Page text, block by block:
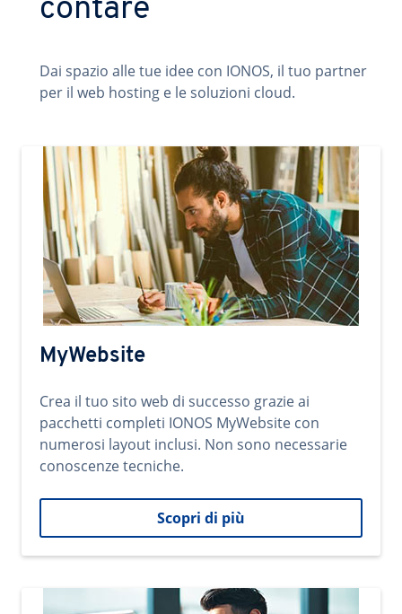
contare
Dai spazio alle tue idee con IONOS, il tuo partner
per il web hosting e le soluzioni cloud.
MyWebsite
Crea il tuo sito web di successo grazie ai
pacchetti completi IONOS MyWebsite con
numerosi layout inclusi. Non sono necessarie
conoscenze tecniche.
Scopri di più